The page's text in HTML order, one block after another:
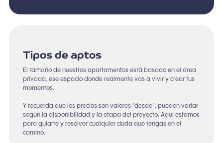
Tipos de aptos
El tamaño de nuestros apartamentos está basado en el área
privada, ese espacio donde realmente vas a vivir y crear tus
momentos.
Y recuerda que los precios son valores “desde”, pueden variar
según la disponibilidad y la etapa del proyecto. Aquí estamos
para guiarte y resolver cualquier duda que tengas en el
camino.